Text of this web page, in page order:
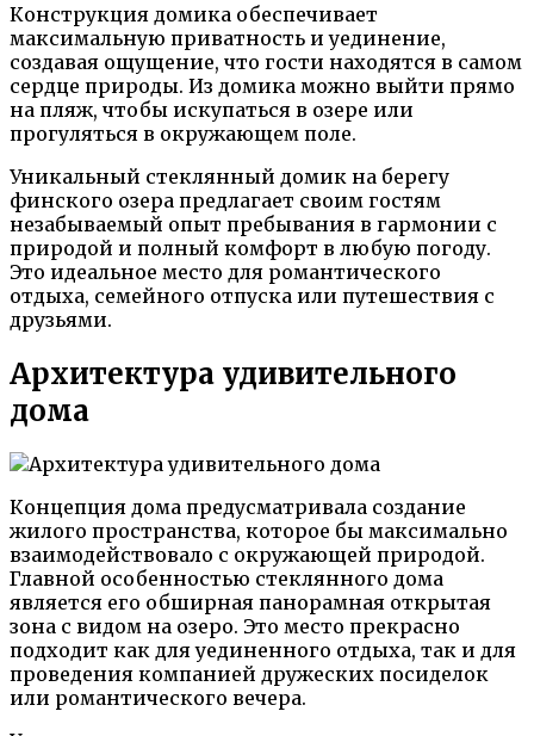
Конструкция домика обеспечивает
максимальную приватность и уединение,
создавая ощущение, что гости находятся в самом
сердце природы. Из домика можно выйти прямо
на пляж, чтобы искупаться в озере или
прогуляться в окружающем поле.
Уникальный стеклянный домик на берегу
финского озера предлагает своим гостям
незабываемый опыт пребывания в гармонии с
природой и полный комфорт в любую погоду.
Это идеальное место для романтического
отдыха, семейного отпуска или путешествия с
друзьями.
Архитектура удивительного
дома
Концепция дома предусматривала создание
жилого пространства, которое бы максимально
взаимодействовало с окружающей природой.
Главной особенностью стеклянного дома
является его обширная панорамная открытая
зона с видом на озеро. Это место прекрасно
подходит как для уединенного отдыха, так и для
проведения компанией дружеских посиделок
или романтического вечера.